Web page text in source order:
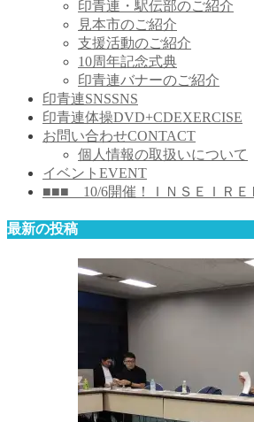
印青連・駅伝部のご紹介
見本市のご紹介
支援活動のご紹介
10周年記念式典
印青連バナーのご紹介
印青連SNSSNS
印青連体操DVD+CDEXERCISE
お問い合わせCONTACT
個人情報の取扱いについて
イベント EVENT
■■■ 10/6開催！ＩＮＳＥＩＲ
最新の投稿